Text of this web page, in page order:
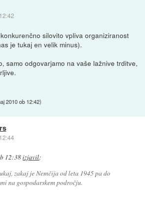
silovito vpliva organiziranost
je tukaj en velik minus).
samo odgovarjamo na vaše lažnive trditve,
2010 ob 12:42)
12:38izjavil:
zakaj je Nemčija od leta 1945 pa do
na gospodarskem področju.